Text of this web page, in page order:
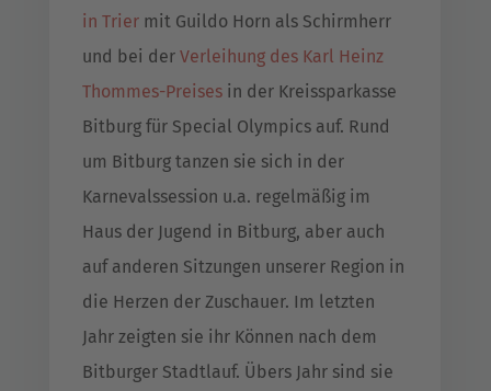
in Triermit Guildo Horn als Schirmherr
und bei der Verleihung des Karl Heinz
Thommes-Preisesin der Kreissparkasse
Bitburg für Special Olympics auf. Rund
um Bitburg tanzen sie sich in der
Karnevalssession u.a. regelmäßig im
Haus der Jugend in Bitburg, aber auch
auf anderen Sitzungen unserer Region in
die Herzen der Zuschauer. Im letzten
Jahr zeigten sie ihr Können nach dem
Bitburger Stadtlauf. Übers Jahr sind sie